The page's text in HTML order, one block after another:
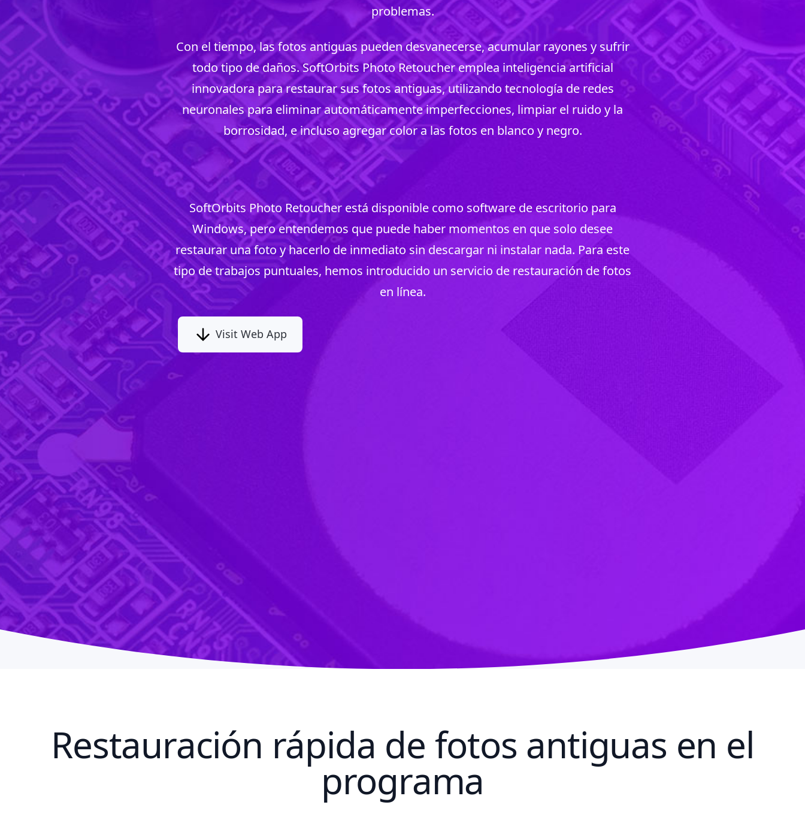
problemas.
Con el tiempo, las fotos antiguas pueden desvanecerse, acumular rayones y sufrir
todo tipo de daños. SoftOrbits Photo Retoucher emplea inteligencia artificial
innovadora para restaurar sus fotos antiguas, utilizando tecnología de redes
neuronales para eliminar automáticamente imperfecciones, limpiar el ruido y la
borrosidad, e incluso agregar color a las fotos en blanco y negro.
SoftOrbits Photo Retoucher está disponible como software de escritorio para
Windows, pero entendemos que puede haber momentos en que solo desee
restaurar una foto y hacerlo de inmediato sin descargar ni instalar nada. Para este
tipo de trabajos puntuales, hemos introducido un servicio de restauración de fotos
en línea.
Visit Web App
Restauración rápida de fotos antiguas en el
programa